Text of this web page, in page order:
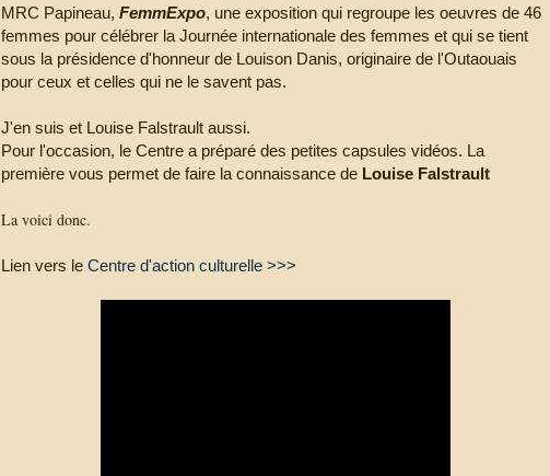
MRC Papineau,FemmExpo, une exposition qui regroupe les oeuvres de 46
femmes pour célébrer la Journée internationale des femmes et qui se tient
sous la présidence d'honneur de Louison Danis, originaire de l'Outaouais
pour ceux et celles qui ne le savent pas.
J'en suis et Louise Falstrault aussi.
Pour l'occasion, le Centre a préparé des petites capsules vidéos. La
première vous permet de faire la connaissance de Louise Falstrault
La voici donc.
Lien vers leCentre d'action culturelle >>>